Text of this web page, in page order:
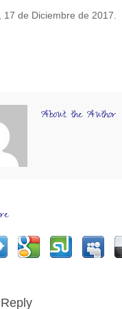
17 de Diciembre de 2017.
About the Author